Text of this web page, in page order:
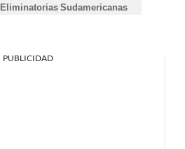
Eliminatorias Sudamericanas
PUBLICIDAD